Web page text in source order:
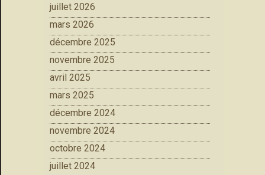
juillet 2026
mars 2026
décembre 2025
novembre 2025
avril 2025
mars 2025
décembre 2024
novembre 2024
octobre 2024
juillet 2024